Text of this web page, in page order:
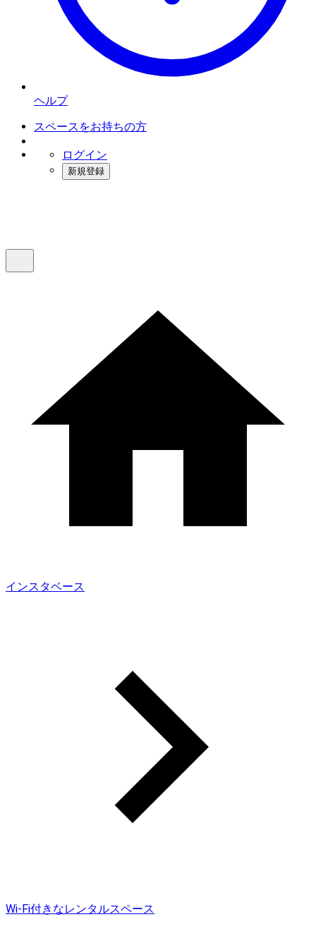
ヘルプ
スペースをお持ちの方
ログイン
新規登録
インスタベース
Wi-Fi付きなレンタルスペース